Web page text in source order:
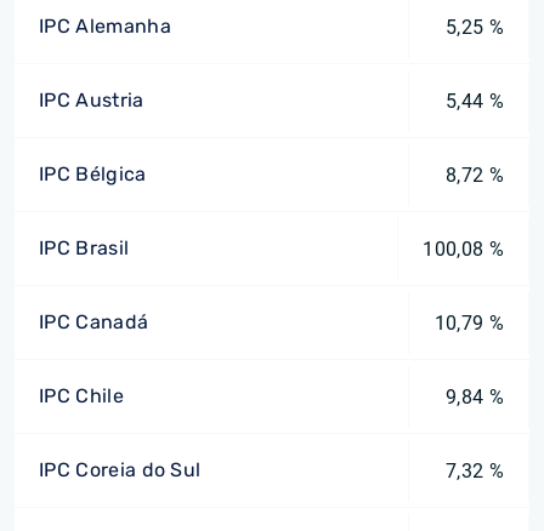
IPC Alemanha 5,25 %
IPC Austria 5,44 %
IPC Bélgica 8,72 %
IPC Brasil 100,08 %
IPC Canadá 10,79 %
IPC Chile 9,84 %
IPC Coreia do Sul 7,32 %